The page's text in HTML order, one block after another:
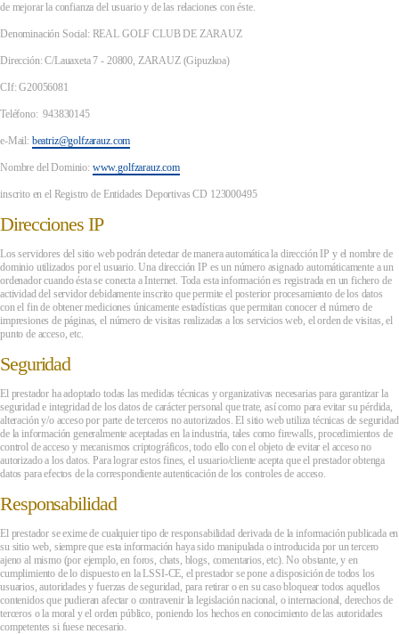
de mejorar la confianza del usuario y de las relaciones con éste.
Denominación Social: REAL GOLF CLUB DE ZARAUZ
Dirección: C/Lauaxeta 7 - 20800, ZARAUZ (Gipuzkoa)
CIf: G20056081
Teléfono: 943830145
e-Mail: beatriz@golfzarauz.com
Nombre del Dominio: www.golfzarauz.com
inscrito en el Registro de Entidades Deportivas CD 123000495
Direcciones IP
Los servidores del sitio web podrán detectar de manera automática la dirección IP y el nombre de
dominio utilizados por el usuario. Una dirección IP es un número asignado automáticamente a un
ordenador cuando ésta se conecta a Internet. Toda esta información es registrada en un fichero de
actividad del servidor debidamente inscrito que permite el posterior procesamiento de los datos
con el fin de obtener mediciones únicamente estadísticas que permitan conocer el número de
impresiones de páginas, el número de visitas realizadas a los servicios web, el orden de visitas, el
punto de acceso, etc.
Seguridad
El prestador ha adoptado todas las medidas técnicas y organizativas necesarias para garantizar la
seguridad e integridad de los datos de carácter personal que trate, así como para evitar su pérdida,
alteración y/o acceso por parte de terceros no autorizados. El sitio web utiliza técnicas de seguridad
de la información generalmente aceptadas en la industria, tales como firewalls, procedimientos de
control de acceso y mecanismos criptográficos, todo ello con el objeto de evitar el acceso no
autorizado a los datos. Para lograr estos fines, el usuario/cliente acepta que el prestador obtenga
datos para efectos de la correspondiente autenticación de los controles de acceso.
Responsabilidad
El prestador se exime de cualquier tipo de responsabilidad derivada de la información publicada en
su sitio web, siempre que esta información haya sido manipulada o introducida por un tercero
ajeno al mismo (por ejemplo, en foros, chats, blogs, comentarios, etc). No obstante, y en
cumplimiento de lo dispuesto en la LSSI-CE, el prestador se pone a disposición de todos los
usuarios, autoridades y fuerzas de seguridad, para retirar o en su caso bloquear todos aquellos
contenidos que pudieran afectar o contravenir la legislación nacional, o internacional, derechos de
terceros o la moral y el orden público, poniendo los hechos en conocimiento de las autoridades
competentes si fuese necesario.